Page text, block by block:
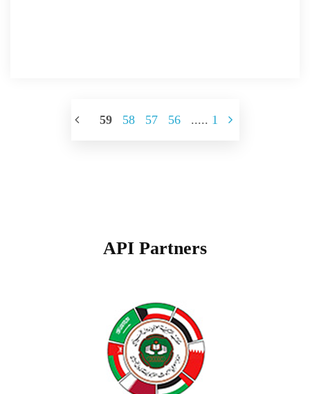
1
.....
56
57
58
59
API Partners